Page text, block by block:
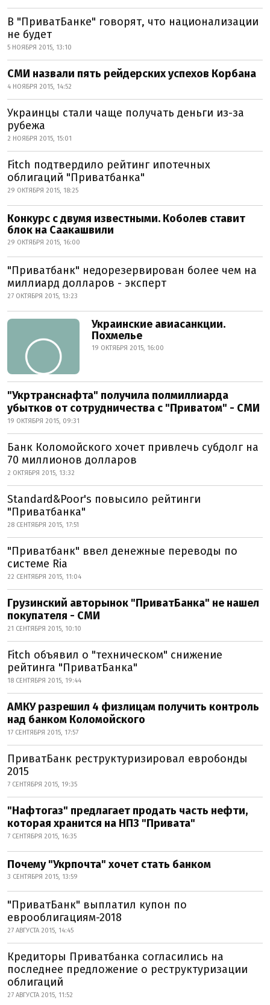
В "ПриватБанке" говорят, что национализации
не будет
5 НОЯБРЯ 2015, 13:10
СМИ назвали пять рейдерских успехов Корбана
4 НОЯБРЯ 2015, 14:52
Украинцы стали чаще получать деньги из-за
рубежа
2 НОЯБРЯ 2015, 15:01
Fitch подтвердило рейтинг ипотечных
облигаций "Приватбанка"
29 ОКТЯБРЯ 2015, 18:25
Конкурс с двумя известными. Коболев ставит
блок на Саакашвили
29 ОКТЯБРЯ 2015, 16:00
"Приватбанк" недорезервирован более чем на
миллиард долларов - эксперт
27 ОКТЯБРЯ 2015, 13:23
Украинские авиасанкции.
Похмелье
19 ОКТЯБРЯ 2015, 16:00
"Укртранснафта" получила полмиллиарда
убытков от сотрудничества с "Приватом" - СМИ
19 ОКТЯБРЯ 2015, 09:31
Банк Коломойского хочет привлечь субдолг на
70 миллионов долларов
2 ОКТЯБРЯ 2015, 13:32
Standard&Poor's повысило рейтинги
"Приватбанка"
28 СЕНТЯБРЯ 2015, 17:51
"Приватбанк" ввел денежные переводы по
системе Ria
22 СЕНТЯБРЯ 2015, 11:04
Грузинский авторынок "ПриватБанка" не нашел
покупателя - СМИ
21 СЕНТЯБРЯ 2015, 10:10
Fitch объявил о "техническом" снижение
рейтинга "ПриватБанка"
18 СЕНТЯБРЯ 2015, 19:44
АМКУ разрешил 4 физлицам получить контроль
над банком Коломойского
17 СЕНТЯБРЯ 2015, 17:57
ПриватБанк реструктуризировал евробонды
2015
7 СЕНТЯБРЯ 2015, 19:35
"Нафтогаз" предлагает продать часть нефти,
которая хранится на НПЗ "Привата"
7 СЕНТЯБРЯ 2015, 16:35
Почему "Укрпочта" хочет стать банком
3 СЕНТЯБРЯ 2015, 13:59
"ПриватБанк" выплатил купон по
еврооблигациям-2018
27 АВГУСТА 2015, 14:45
Кредиторы Приватбанка согласились на
последнее предложение о реструктуризации
облигаций
27 АВГУСТА 2015, 11:52